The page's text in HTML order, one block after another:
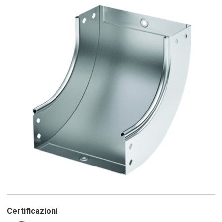
Certificazioni